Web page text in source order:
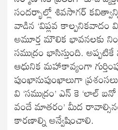
సందర్భాల్లో శివసాగర్
వాడిన ‘విప్లవ కాల్పనికవాదం
అమూర్త మౌలిక భావనలకు
సముద్రం భాసిస్తుంది. అప్పటికే
ఆధునిక మహాకావ్యంగా
పుంఖానుపుంఖాలుగా
వి ‘సముద్రం’ ఎన్ కె
వందే మాతరం’ మీద
కారణాల్ని అన్వేషించాలి.